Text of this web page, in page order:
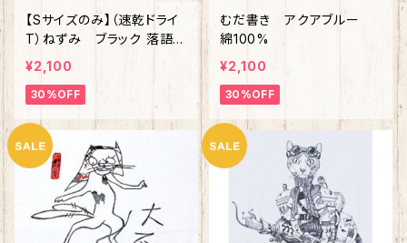
【Sサイズのみ】（速乾ドライ
T）ねずみ ブラック 落語
シリーズ第三弾
¥2,100
30%OFF
むだ書き アクアブルー
綿100%
¥2,100
30%OFF